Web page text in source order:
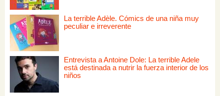
La terrible Adèle. Cómics de una niña muy
peculiar e irreverente
Entrevista a Antoine Dole: La terrible Adele
está destinada a nutrir la fuerza interior de los
niños